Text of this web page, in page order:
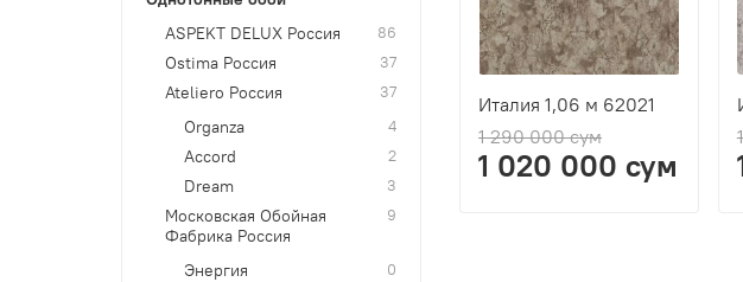
Италия 1,06 м 62021
1 290 000 сум
1 020 000 сум
ASPEKT DELUX Россия
86
Ostima Россия 37
Ateliero Россия 37
Organza 4
Accord 2
Dream 3
Московская Обойная
Фабрика Россия
9
Энергия 0